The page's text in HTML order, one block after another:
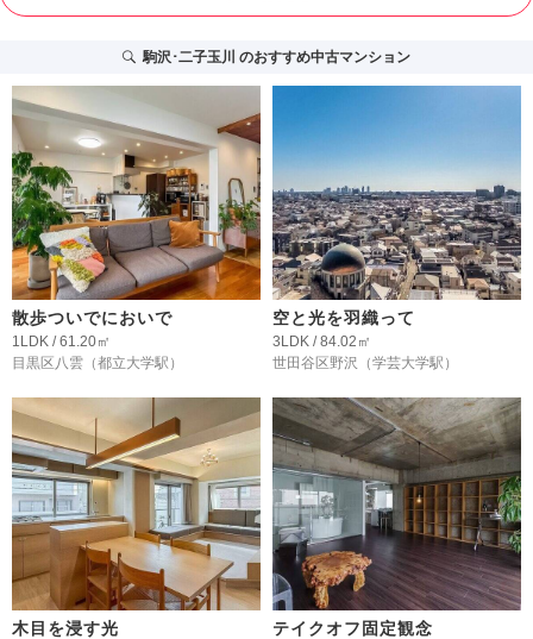
駒沢･二子玉川 のおすすめ中古マンション
散歩ついでにおいで
1LDK / 61.20㎡
目黒区八雲 （都立大学駅）
空と光を羽織って
3LDK / 84.02㎡
世田谷区野沢 （学芸大学駅）
木目を浸す光 テイクオフ固定観念